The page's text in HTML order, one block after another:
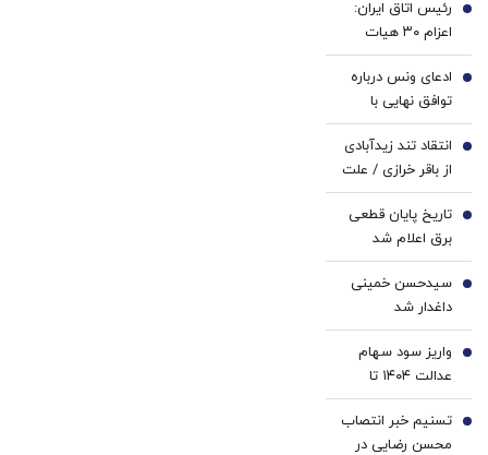
کاهش
وزن
فوری
همراه
با پک
یخ!
سفید
کننده
خانگی
رئیس اتاق ایران:
اعزام ۳۰ هیات
تجاری به کشورهای
مختلف/ ۶۰ هیات
تجاری خارجی در
ایران پذیرش شدند
1
ادعای ونس درباره
توافق نهایی با
ایران/ آمریکا به
توافق تنگه هرمز
نزدیک شده است
2
انتقاد تند زیدآبادی
از باقر خرازی / علت
این خنده‌های
بانمک چیست؟/
بگویید تا مردم هم
در این وانفسا شکم
سیری بخندند!
3
تاریخ پایان قطعی
برق اعلام شد
4
سیدحسن خمینی
داغدار شد
5
واریز سود سهام
عدالت ۱۴۰۴ تا
هفته دولت /
شورای عالی بورس
خبر داد
6
تسنیم خبر انتصاب
محسن رضایی در
7